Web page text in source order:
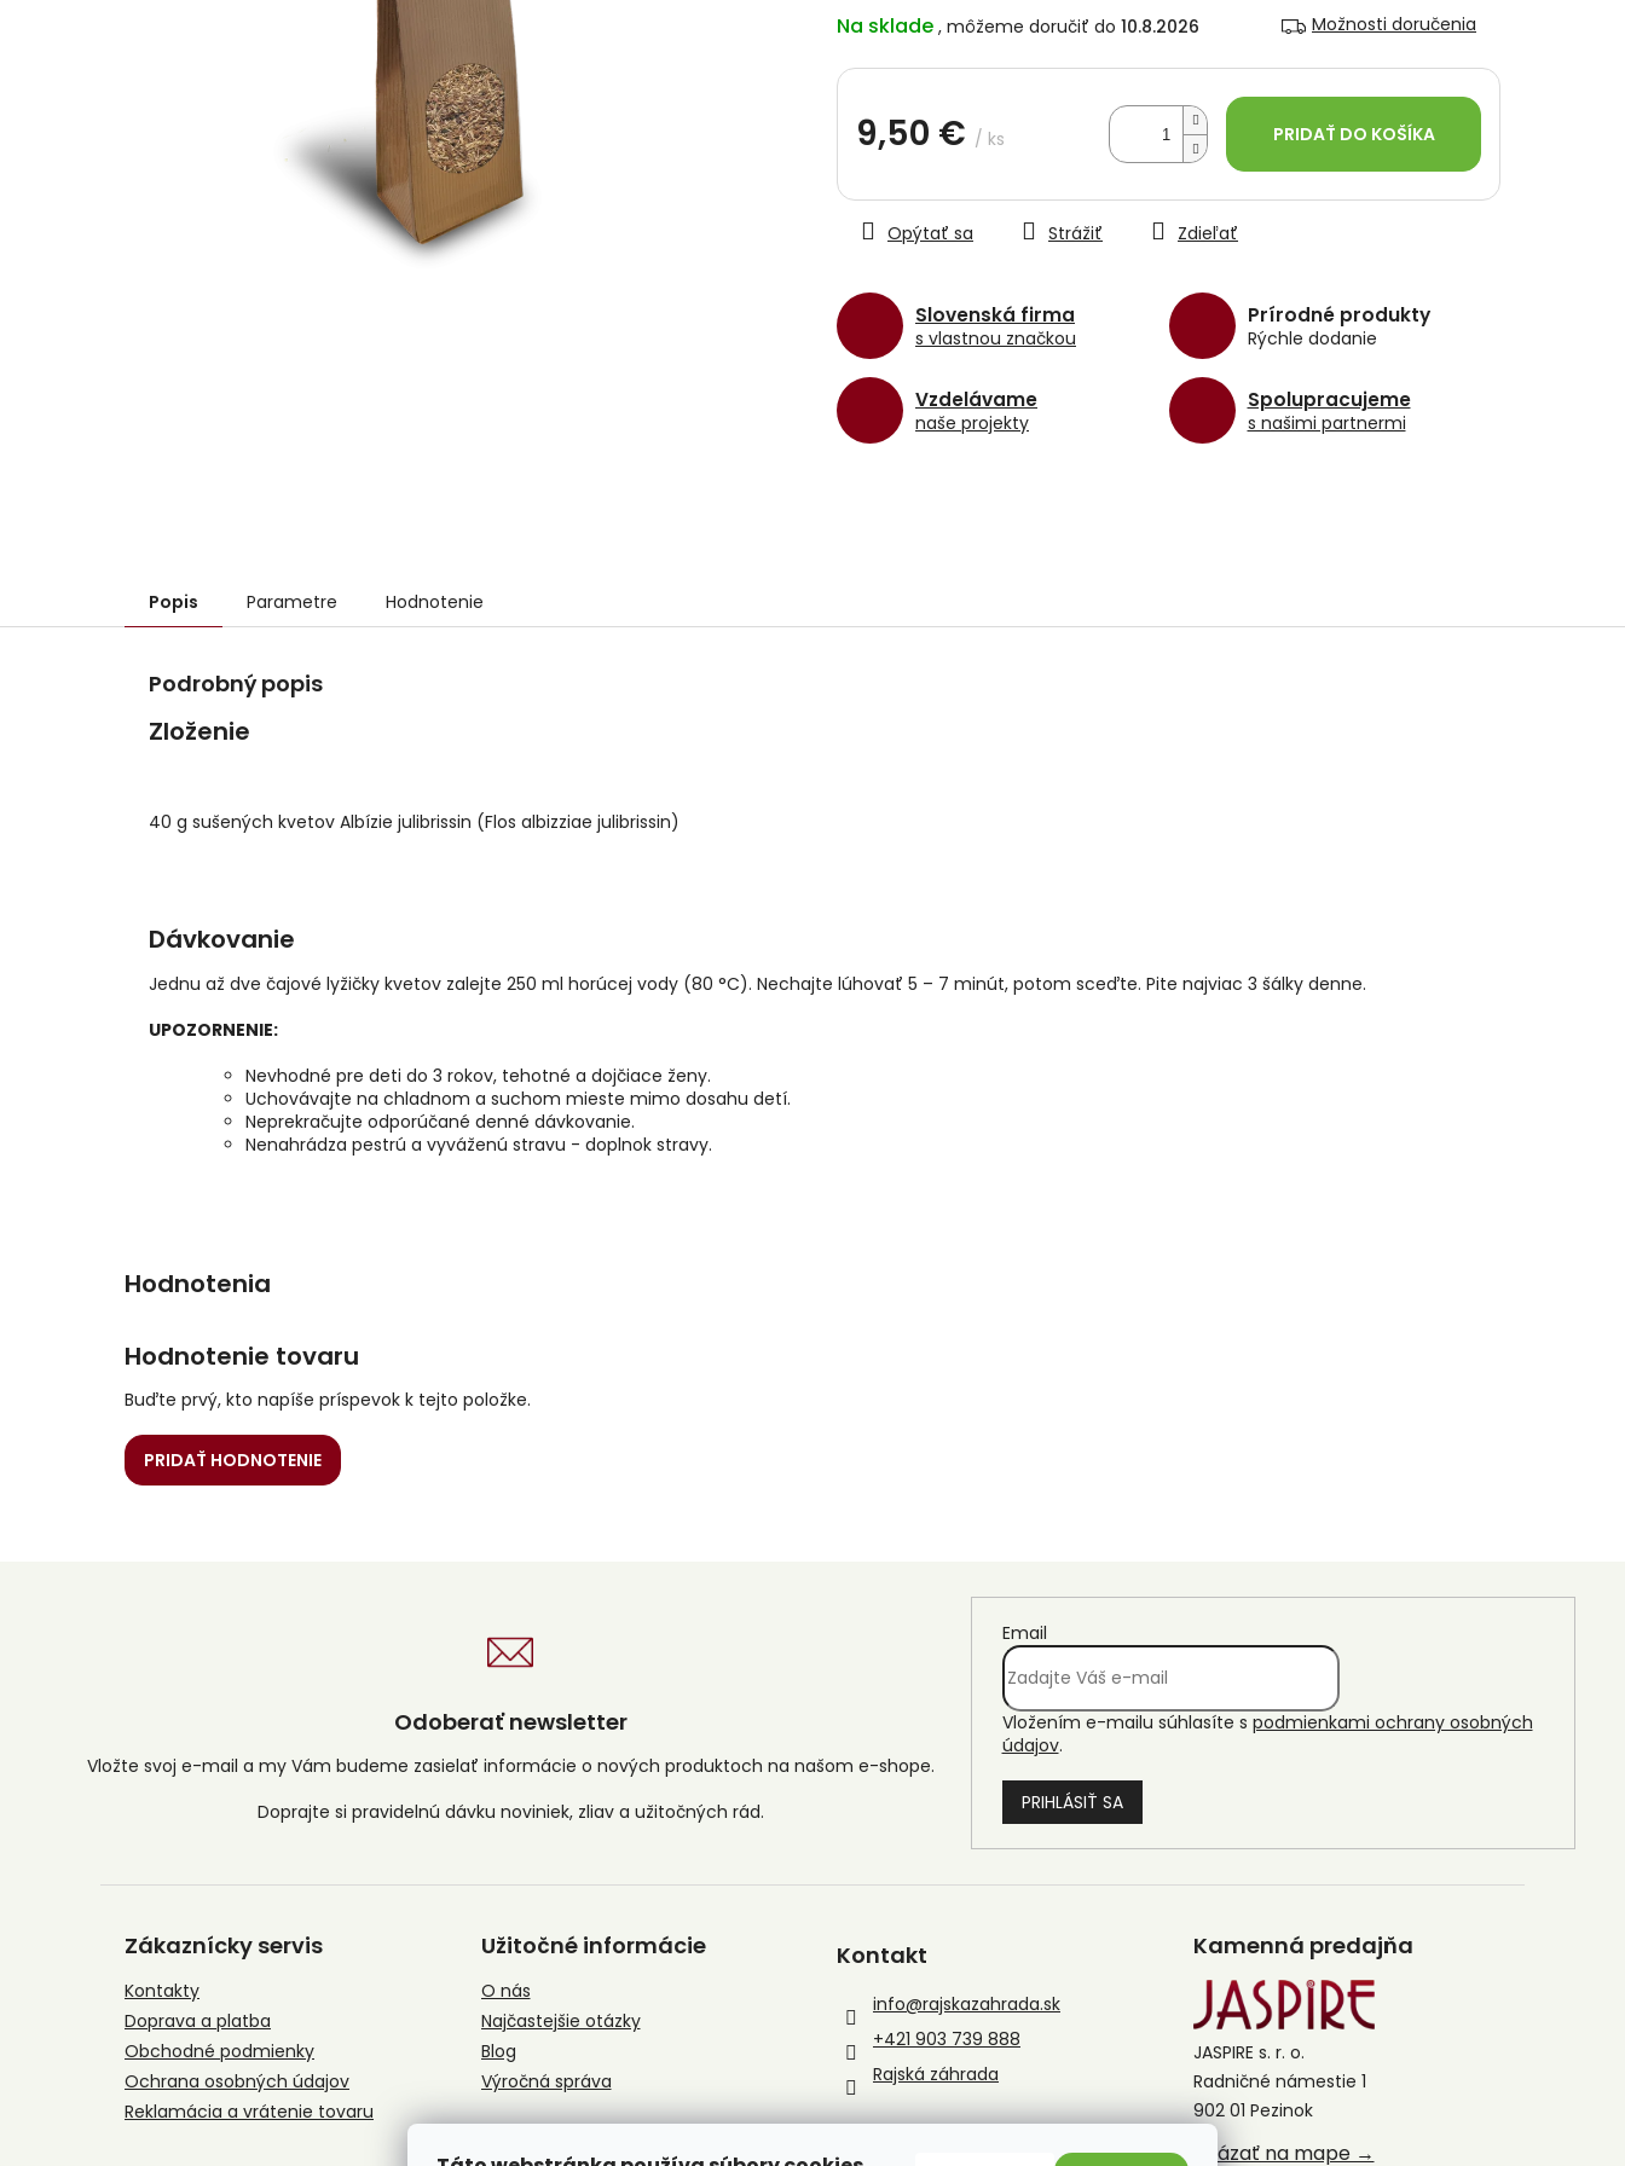
Na sklade 10.8.2026 Možnosti doručenia
9,50 € / ks
cena:
PRIDAŤ DO KOŠÍKA
Slovenská firma
s vlastnou značkou
Prírodné produkty
Rýchle dodanie
Vzdelávame
naše projekty
Spolupracujeme
s našimi partnermi
Opýtať sa Strážiť Zdieľať
z
hviezdičiek.
Popis Parametre Hodnotenie
Podrobný popis
Zloženie
40 g sušených kvetov Albízie julibrissin (Flos albizziae julibrissin)
Dávkovanie
Jednu až dve čajové lyžičky kvetov zalejte 250 ml horúcej vody (80 °C). Nechajte lúhovať 5 – 7 minút, potom sceďte. Pite najviac 3 šálky denne.
UPOZORNENIE:
Nevhodné pre deti do 3 rokov, tehotné a dojčiace ženy.
Uchovávajte na chladnom a suchom mieste mimo dosahu detí.
Neprekračujte odporúčané denné dávkovanie.
Nenahrádza pestrú a vyváženú stravu - doplnok stravy.
Hodnotenie tovaru
Buďte prvý, kto napíše príspevok k tejto položke.
PRIDAŤ HODNOTENIE
Odoberať newsletter
Vložte svoj e-mail a my Vám budeme zasielať informácie o nových produktoch na našom e-shope.
Email
Vložením e-mailu súhlasíte s podmienkami ochrany osobných
údajov.
PRIHLÁSIŤ SA
Zákaznícky servis
Kontakty
Doprava a platba
Obchodné podmienky
Ochrana osobných údajov
Reklamácia a vrátenie tovaru
Užitočné informácie
O nás
Najčastejšie otázky
Blog
Výročná správa
Kontakt
info@rajskazahrada.sk
+421 903 739 888
Rajská záhrada
Kamenná predajňa
JASPIRE s. r. o.
Radničné námestie 1
902 01 Pezinok
Ukázať na mape →